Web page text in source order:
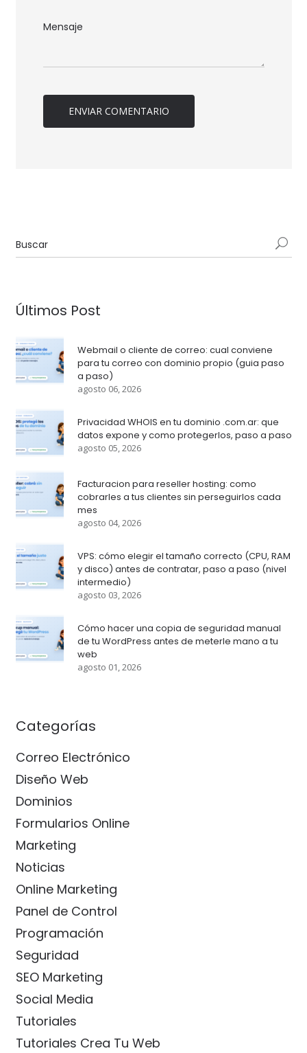
Últimos Post
Webmail o cliente de correo: cual conviene
para tu correo con dominio propio (guia paso
a paso)
agosto 06, 2026
Privacidad WHOIS en tu dominio .com.ar: que
datos expone y como protegerlos, paso a paso
agosto 05, 2026
Facturacion para reseller hosting: como
cobrarles a tus clientes sin perseguirlos cada
mes
agosto 04, 2026
VPS: cómo elegir el tamaño correcto (CPU, RAM
y disco) antes de contratar, paso a paso (nivel
intermedio)
agosto 03, 2026
Cómo hacer una copia de seguridad manual
de tu WordPress antes de meterle mano a tu
web
agosto 01, 2026
Categorías
Correo Electrónico
Diseño Web
Dominios
Formularios Online
Marketing
Noticias
Online Marketing
Panel de Control
Programación
Seguridad
SEO Marketing
Social Media
Tutoriales
Tutoriales Crea Tu Web